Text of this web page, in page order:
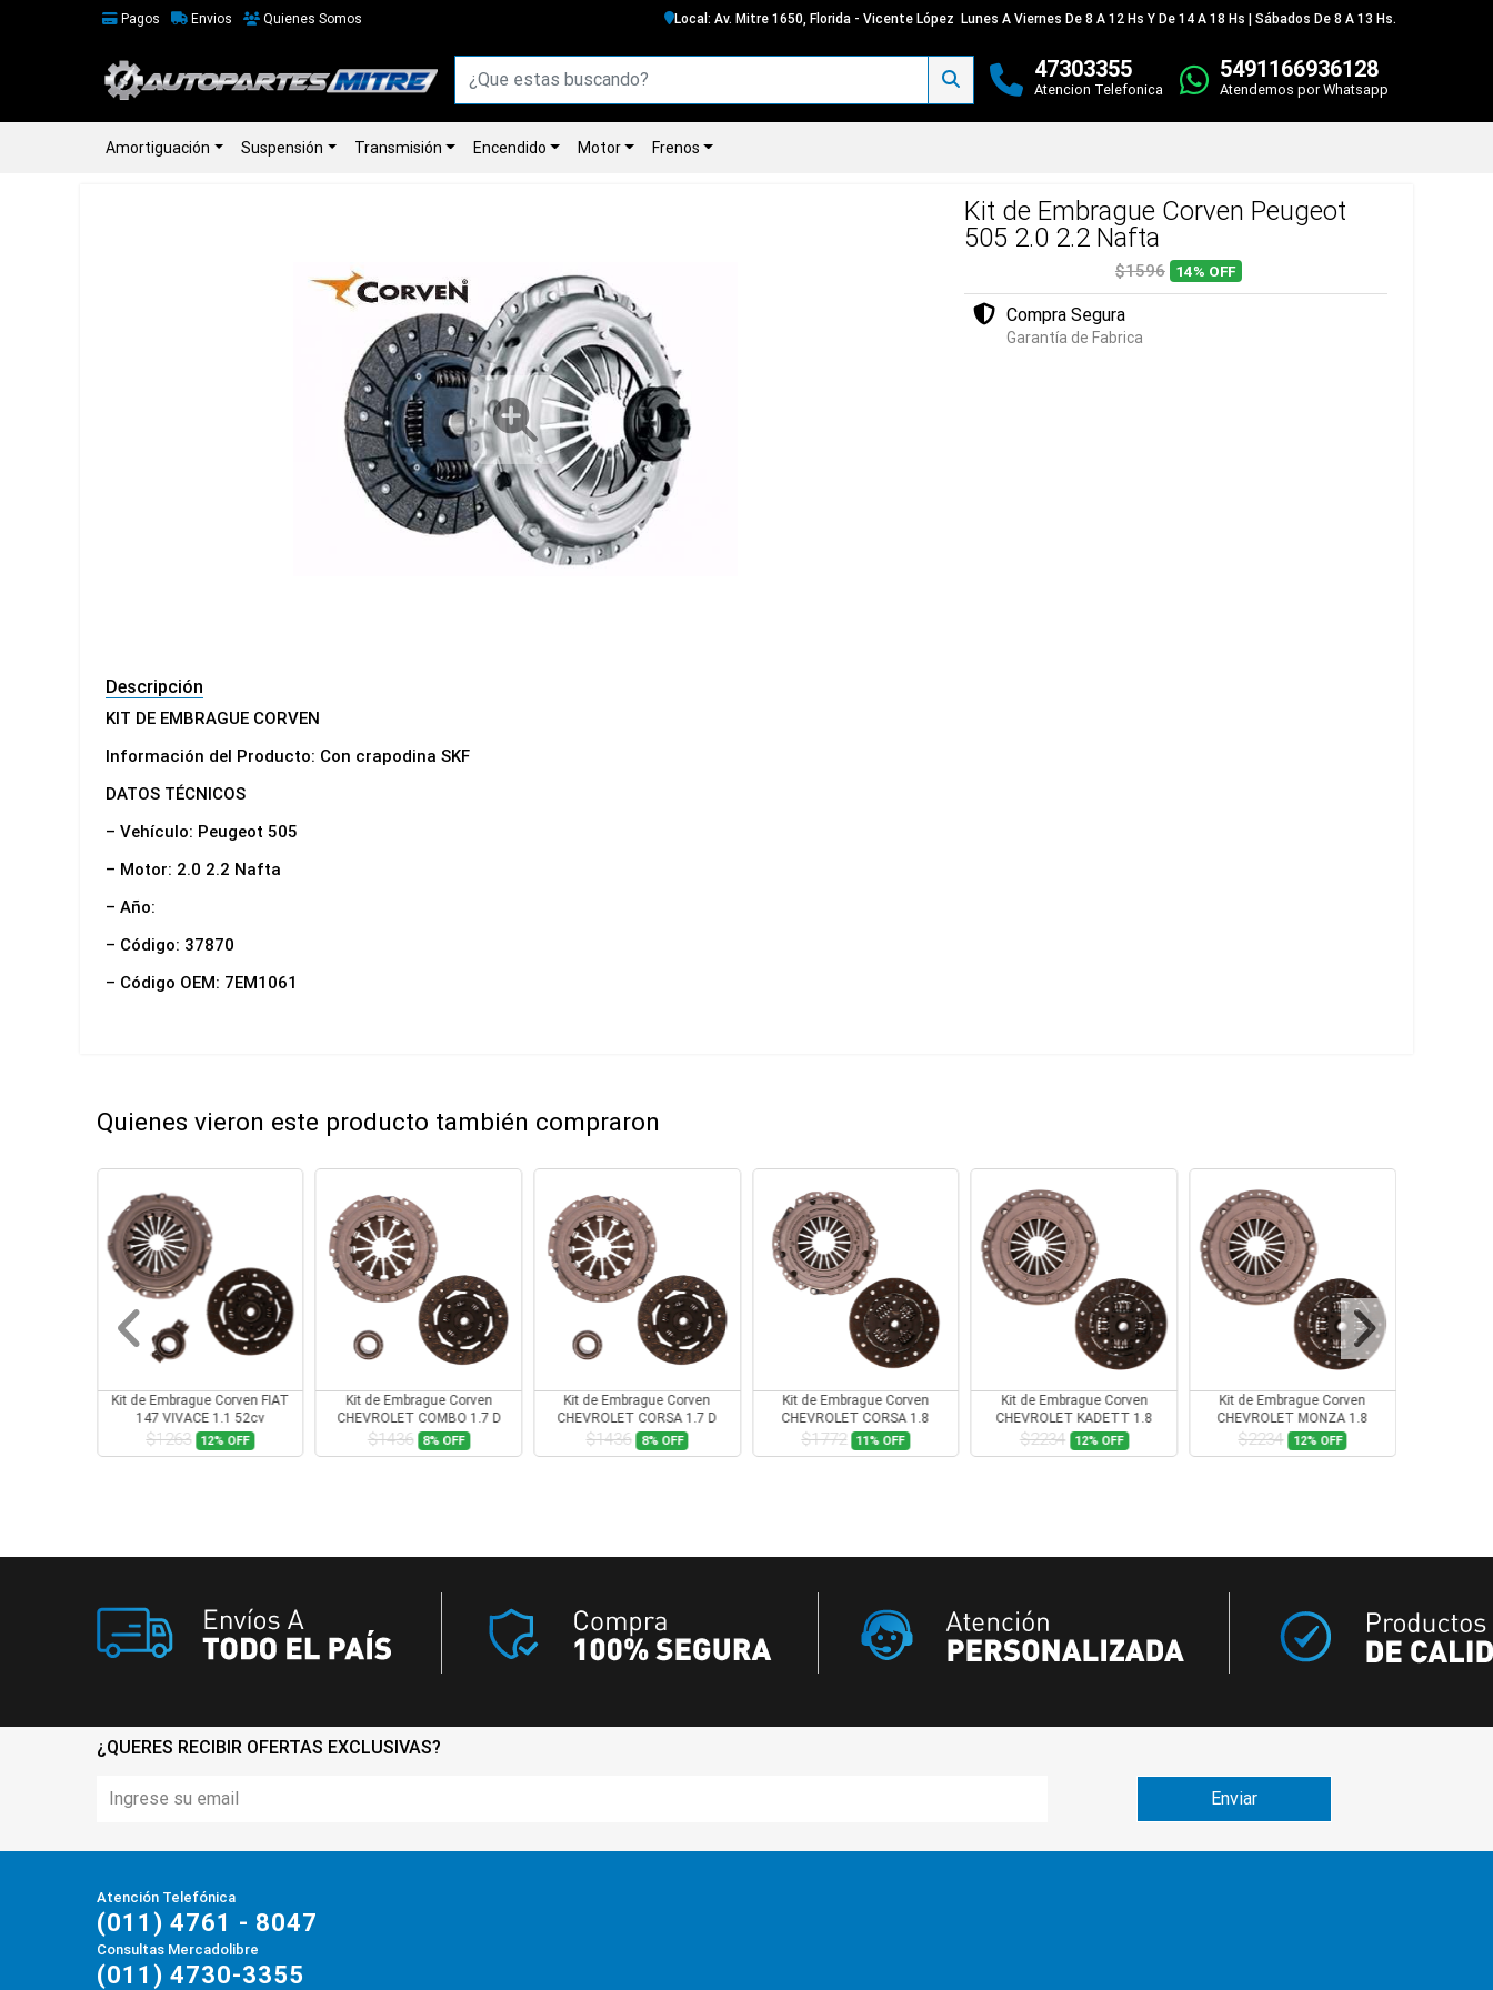
Pagos Envios Quienes Somos Local: Av. Mitre 1650, Florida - Vicente López Lunes A Viernes De 8 A 12 Hs Y De 14 A 18 Hs | Sábados De 8 A 13 Hs.
47303355
Atencion Telefonica
5491166936128
Atendemos por Whatsapp
Amortiguación Suspensión Transmisión Encendido Motor Frenos
Kit de Embrague Corven Peugeot
505 2.0 2.2 Nafta
$1596 14% OFF
Compra Segura
Garantía de Fabrica
Descripción
KIT DE EMBRAGUE CORVEN
Información del Producto: Con crapodina SKF
DATOS TÉCNICOS
– Vehículo: Peugeot 505
– Motor: 2.0 2.2 Nafta
– Año:
– Código: 37870
– Código OEM: 7EM1061
Quienes vieron este producto también compraron
Kit de Embrague Corven FIAT
147 VIVACE 1.1 52cv
$1263 12% OFF
Kit de Embrague Corven
CHEVROLET COMBO 1.7 D
$1436 8% OFF
Kit de Embrague Corven
CHEVROLET CORSA 1.7 D
1995-1999
$1436 8% OFF
Kit de Embrague Corven
CHEVROLET CORSA 1.8
$1772 11% OFF
Kit de Embrague Corven
CHEVROLET KADETT 1.8
$2234 12% OFF
Kit de Embrague Corven
CHEVROLET MONZA 1.8
$2234 12% OFF
¿QUERES RECIBIR OFERTAS EXCLUSIVAS?
Atención Telefónica
(011) 4761 - 8047
Consultas Mercadolibre
(011) 4730-3355